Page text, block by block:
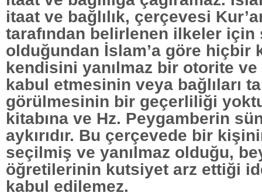
itaat ve bağlılık, çerçevesi
tarafından belirlenen ilkeler için
olduğundan İslam’a göre hiçbir
kendisini yanılmaz bir otorite
kabul etmesinin veya bağlıları
görülmesinin bir geçerliliği
kitabına ve Hz. Peygamberin
aykırıdır. Bu çerçevede bir
seçilmiş ve yanılmaz olduğu,
öğretilerinin kutsiyet arz ettiği
kabul edilemez.